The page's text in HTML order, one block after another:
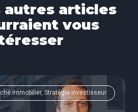
autres articles
vous
immobilier, Stratégie investisseur